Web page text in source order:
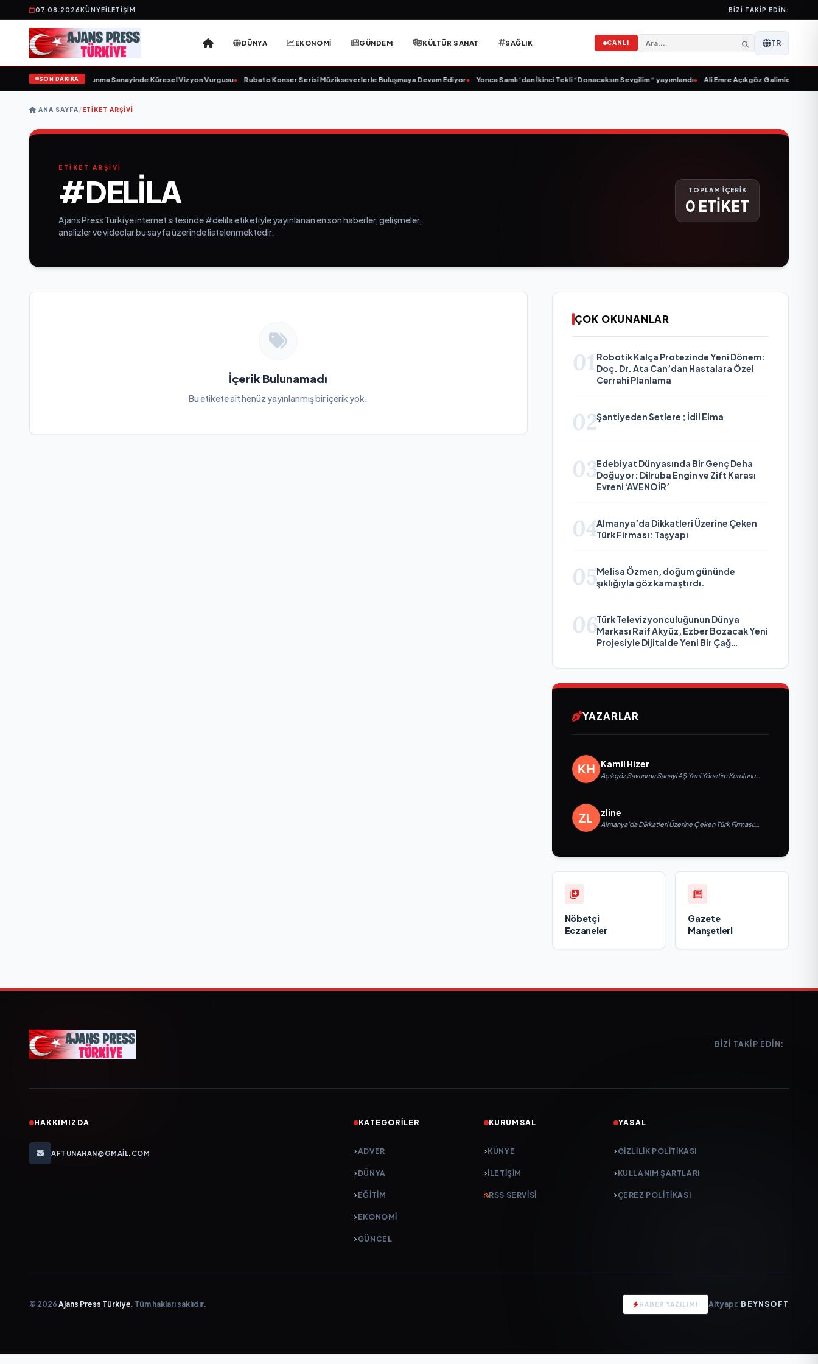
07.08.2026KÜNYEİLETIŞIM BIZI TAKIP EDIN:
DÜNYA EKONOMİ GÜNDEM KÜLTÜR SANAT SAĞLIK CANLI TR
SON DAKİKA
Açıkladı ve Savunma Sanayinde Küresel Vizyon Vurgusu• Rubato Konser Serisi Müzikseverlerle Buluşmaya Devam Ediyor• Yonca Samlı ‘dan İkinci Tekli “Donacaksın Sevgilim “ yayımlandı• Ali Emre Açıkgöz Galimidi, Eski AB
ANA SAYFA/ETIKET ARŞIVI
ETİKET ARŞİVİ
#DELILA
Ajans Press Türkiye internet sitesinde #delila etiketiyle yayınlanan en son haberler, gelişmeler,
analizler ve videolar bu sayfa üzerinde listelenmektedir.
TOPLAM İÇERİK
0 ETİKET
İçerik Bulunamadı
Bu etikete ait henüz yayınlanmış bir içerik yok.
ÇOK OKUNANLAR
01 Robotik Kalça Protezinde Yeni Dönem:
Doç. Dr. Ata Can’dan Hastalara Özel
Cerrahi Planlama
02Şantiyeden Setlere ; İdil Elma
03Edebiyat Dünyasında Bir Genç Deha
Doğuyor: Dilruba Engin ve Zift Karası
Evreni ‘AVENOİR’
04Almanya’da Dikkatleri Üzerine Çeken
Türk Firması: Taşyapı
05Melisa Özmen, doğum gününde
şıklığıyla göz kamaştırdı.
06Türk Televizyonculuğunun Dünya
Markası Raif Akyüz, Ezber Bozacak Yeni
Projesiyle Dijitalde Yeni Bir Çağ
YAZARLAR
Kamil Hizer
Açıkgöz Savunma Sanayi AŞ Yeni Yönetim Kurulunu
zline
Almanya’da Dikkatleri Üzerine Çeken Türk Firması:
Nöbetçi
Eczaneler
Gazete
Manşetleri
BIZI TAKIP EDIN:
HAKKIMIZDA
AFTUNAHAN@GMAIL.COM
KATEGORILER
ADVER
DÜNYA
EĞİTİM
EKONOMİ
GÜNCEL
KURUMSAL
KÜNYE
İLETIŞIM
RSS SERVISI
YASAL
GIZLILIK POLITIKASI
KULLANIM ŞARTLARI
ÇEREZ POLITIKASI
© 2026 Ajans Press Türkiye. Tüm hakları saklıdır. HABER YAZILIMI Altyapı: BEYNSOFT